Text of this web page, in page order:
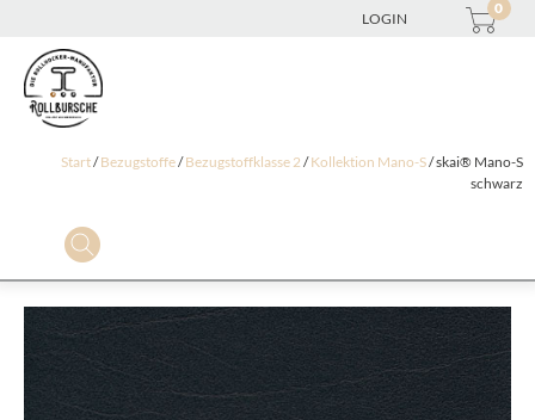
LOGIN
0
Start/Bezugstoffe/Bezugstoffklasse 2 /Kollektion Mano-S/ skai® Mano-S
schwarz